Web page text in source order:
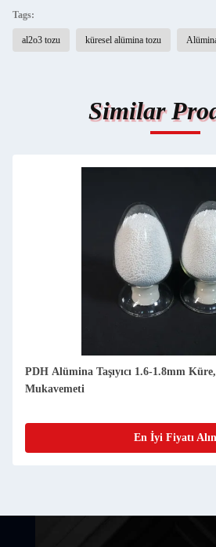
Tags:
al2o3 tozu küresel alümina tozu
Similar
PDH Alümina Taşıyıcı 1.6-1.8mm
Mukavemeti
En İyi Fiyatı Alın